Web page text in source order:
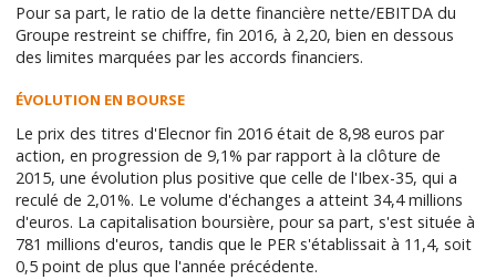
Pour sa part, le ratio de la dette financière nette/EBITDA du
Groupe restreint se chiffre, fin 2016, à 2,20, bien en dessous
des limites marquées par les accords financiers.
ÉVOLUTION EN BOURSE
Le prix des titres d'Elecnor fin 2016 était de 8,98 euros par
action, en progression de 9,1% par rapport à la clôture de
2015, une évolution plus positive que celle de l'Ibex-35, qui a
reculé de 2,01%. Le volume d'échanges a atteint 34,4 millions
d'euros. La capitalisation boursière, pour sa part, s'est située à
781 millions d'euros, tandis que le PER s'établissait à 11,4, soit
0,5 point de plus que l'année précédente.